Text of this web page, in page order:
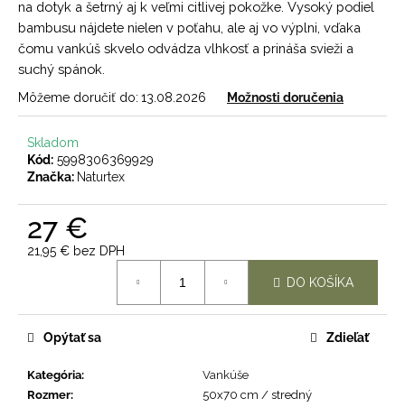
na dotyk a šetrný aj k veľmi citlivej pokožke. Vysoký podiel
bambusu nájdete nielen v poťahu, ale aj vo výplni, vďaka
čomu vankúš skvelo odvádza vlhkosť a prináša svieži a
suchý spánok.
Môžeme doručiť do: 13.08.2026 Možnosti doručenia
Skladom
Kód: 5998306369929
Značka: Naturtex
27 €
21,95 € bez DPH
DO KOŠÍKA
Kategória:
Vankúše
Rozmer:
50x70 cm / stredný
Opýtať sa Zdieľať